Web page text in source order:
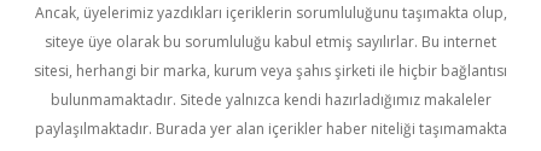
Ancak, üyelerimiz yazdıkları içeriklerin sorumluluğunu taşımakta olup,
siteye üye olarak bu sorumluluğu kabul etmiş sayılırlar. Bu internet
sitesi, herhangi bir marka, kurum veya şahıs şirketi ile hiçbir bağlantısı
bulunmamaktadır. Sitede yalnızca kendi hazırladığımız makaleler
paylaşılmaktadır. Burada yer alan içerikler haber niteliği taşımamakta